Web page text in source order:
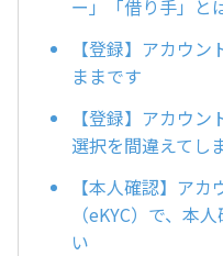
ー」「借り手」と
【登録】アカウ
ままです
【登録】アカウ
選択を間違えてし
【本人確認】ア
（eKYC）で、本
い